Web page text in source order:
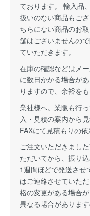
ております。 輸入品
扱いのない商品もご
ちらにない商品のお
舗はございませんの
ていただきます。
在庫の確認などはメ
に数日かかる場合が
りますので、余裕を
業社様へ。業販も行
入・見積の案内から
FAXにて見積もりの依
ご注文いただきまし
ただいてから、振り
1週間ほどで発送させ
はご連絡させていた
格の変更がある場合
異なる場合がありま